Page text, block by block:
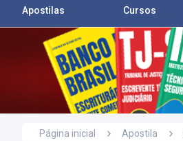
Apostilas Cursos
Página inicial Apostila